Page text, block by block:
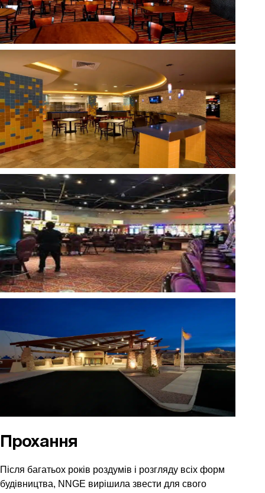
Прохання
Після багатьох років роздумів і розгляду всіх форм
будівництва, NNGE вирішила звести для свого